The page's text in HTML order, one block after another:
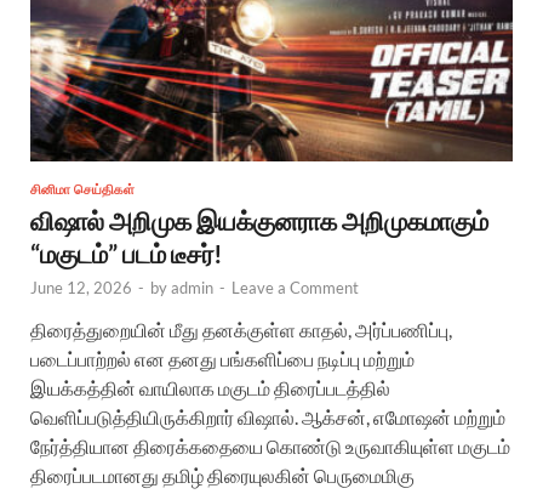
சினிமா செய்திகள்
விஷால் அறிமுக இயக்குனராக அறிமுகமாகும்
“மகுடம்” படம் டீசர்!
June 12, 2026 - byadmin - Leave a Comment
திரைத்துறையின் மீது தனக்குள்ள காதல், அர்ப்பணிப்பு,
படைப்பாற்றல் என தனது பங்களிப்பை நடிப்பு மற்றும்
இயக்கத்தின் வாயிலாக மகுடம் திரைப்படத்தில்
வெளிப்படுத்தியிருக்கிறார் விஷால். ஆக்சன், எமோஷன் மற்றும்
நேர்த்தியான திரைக்கதையை கொண்டு உருவாகியுள்ள மகுடம்
திரைப்படமானது தமிழ் திரையுலகின் பெருமைமிகு